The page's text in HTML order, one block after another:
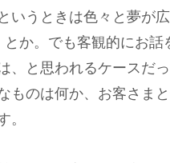
いうときは色々と夢が
か。でも客観的にお
、と思われるケースだ
ものは何か、お客さま
。